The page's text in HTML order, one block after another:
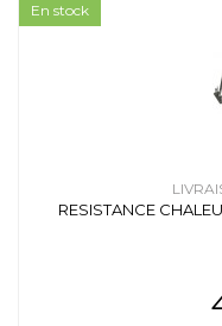
RESISTANCE
En stock